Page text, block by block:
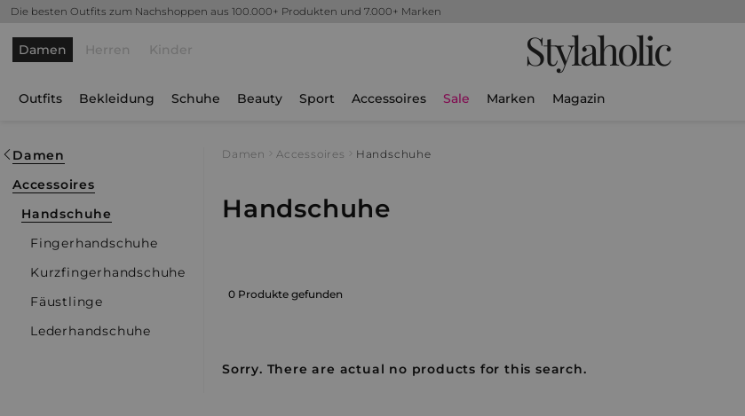
Die besten Outfits zum Nachshoppen aus 100.000+ Produkten und 7.000+ Marken
Damen Herren Kinder Stylaholic
Outfits Bekleidung Schuhe Beauty Sport Accessoires Sale Marken Magazin
Damen
Accessoires
Handschuhe
Fingerhandschuhe
Kurzfingerhandschuhe
Fäustlinge
Lederhandschuhe
Damen Accessoires Handschuhe
Handschuhe
0 Produkte gefunden
Sorry. There are actual no products for this search.